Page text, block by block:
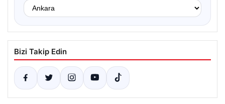
Bizi Takip Edin